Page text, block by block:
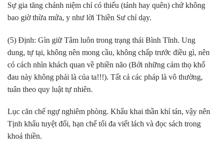
Sự gia tăng chánh niệm chỉ có thiếu (tánh hay quên) chứ không
bao giờ thừa mứa, y như lời Thiền Sư chỉ dạy.
(5) Định: Gìn giữ Tâm luôn trong trạng thái Bình Tĩnh. Ung
dung, tự tại, không nên mong cầu, không chấp trước điều gì, nên
có cách nhìn khách quan về phiền não (Bởi những cảm thọ khổ
đau này không phải là của ta!!!). Tất cả các pháp là vô thường,
tuân theo quy luật tự nhiên.
Lục căn chế ngự nghiêm phòng. Khẩu khai thần khí tán, vậy nên
Tịnh khẩu tuyệt đối, hạn chế tối đa viết lách và đọc sách trong
khoá thiền.